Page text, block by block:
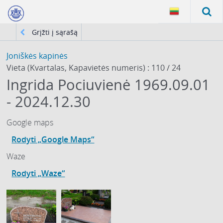
Grįžti į sąrašą
Joniškės kapinės
Vieta (Kvartalas, Kapavietės numeris) : 110 / 24
Ingrida Pociuvienė 1969.09.01
- 2024.12.30
Google maps
Rodyti „Google Maps“
Waze
Rodyti „Waze“